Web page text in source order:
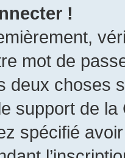
!
mot de
deux choses
support de la
spécifié